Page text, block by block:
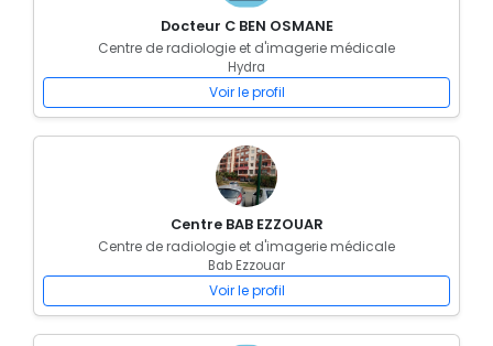
Docteur C BEN OSMANE
Centre de radiologie et d'imagerie médicale
Hydra
Voir le profil
Centre BAB EZZOUAR
Centre de radiologie et d'imagerie médicale
Bab Ezzouar
Voir le profil